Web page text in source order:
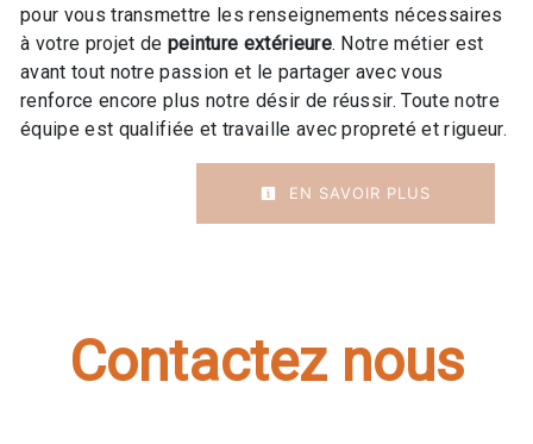
pour vous transmettre les renseignements nécessaires
à votre projet de peinture extérieure. Notre métier est
avant tout notre passion et le partager avec vous
renforce encore plus notre désir de réussir. Toute notre
équipe est qualifiée et travaille avec propreté et rigueur.
EN SAVOIR PLUS
Contactez nous